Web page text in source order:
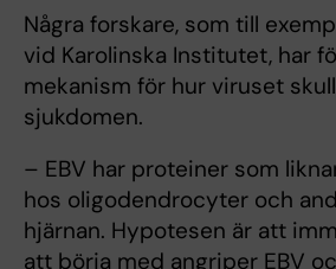
Några forskare, som till
vid Karolinska Institutet, har
mekanism för hur viruset
sjukdomen.
– EBV har proteiner som
hos oligodendrocyter och
hjärnan. Hypotesen är att
att börja med angriper EBV